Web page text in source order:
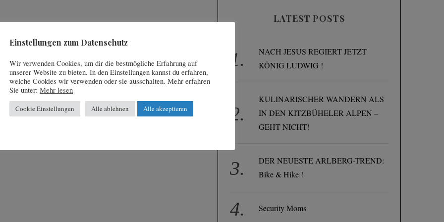
LATEST POSTS
NACH JESUS REGIERT JETZT
KÖNIG LUDWIG !
KULINARISCHER WANDERN ALS
IN DEN KITZBÜHELER ALPEN –
GEHT NICHT!
DER NEUESTE ARLBERG-TREND:
Bike & Hike !
Security Moms
Einstellungen zum Datenschutz
Wir verwenden Cookies, um dir die bestmögliche Erfahrung auf
unserer Website zu bieten. In den Einstellungen kannst du erfahren,
welche Cookies wir verwenden oder sie ausschalten. Mehr erfahren
Sie unter: Mehr lesen
Cookie Einstellungen Alle ablehnen Alle akzeptieren